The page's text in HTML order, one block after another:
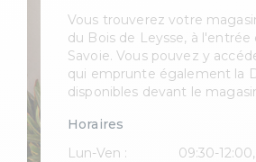
Vous trouverez votre
du Bois de Leysse, à
Savoie. Vous pouvez y
qui emprunte également la
disponibles devant le
Horaires
Lun-Ven :
09:30-12:00,